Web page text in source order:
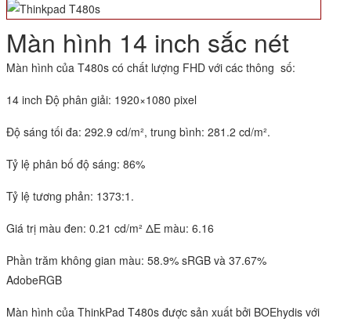
Màn hình 14 inch sắc nét
Màn hình của T480s có chất lượng FHD với các thông số:
14 inch Độ phân giải: 1920×1080 pixel
Độ sáng tối đa: 292.9 cd/m², trung bình: 281.2 cd/m².
Tỷ lệ phân bố độ sáng: 86%
Tỷ lệ tương phản: 1373:1.
Giá trị màu đen: 0.21 cd/m² ΔE màu: 6.16
Phần trăm không gian màu: 58.9% sRGB và 37.67%
AdobeRGB
Màn hình của ThinkPad T480s được sản xuất bởi BOEhydis với